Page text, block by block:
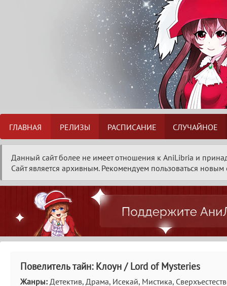
ГЛАВНАЯ РЕЛИЗЫ РАСПИСАНИЕ СЛУЧАЙНОЕ
Данный сайт более не имеет отношения к AniLibria и
Сайт является архивным. Рекомендуем пользоваться
Повелитель тайн: Клоун / Lord of Mysteries
Жанры: Детектив, Драма, Исекай, Мистика,